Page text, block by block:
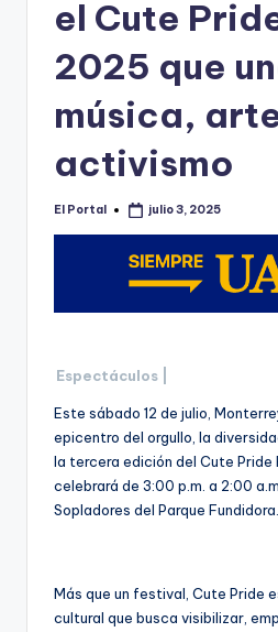
rr
el Cute
2025 que
música,
activismo
Publicado
El Portal julio 3, 2025
Espectáculos |
Este sábado 12 de julio,
epicentro del orgullo, la
la tercera edición del Cute Pride
celebrará de 3:00 p.m. a 2:00
Sopladores del Parque Fundidora.
Más que un festival, Cute Pride
cultural que busca visibilizar,